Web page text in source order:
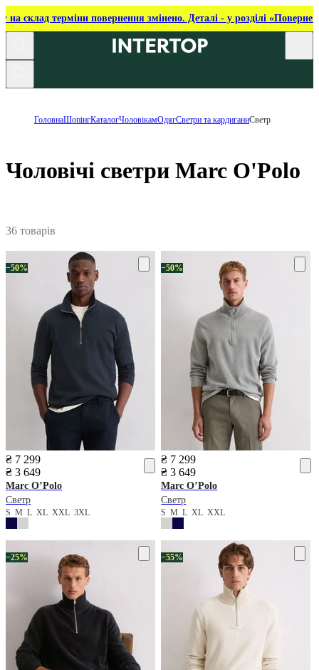
на склад терміни повернення змінено. Деталі - у розділі
ГоловнаШопінгКаталогЧоловікамОдягСветри та кардиганиСветр
Чоловічі светри Marc O'Polo
36 товарів
−50%
₴ 7 299
₴ 3 649
Marc O’Polo
Светр
S M L XL XXL 3XL
−50%
₴ 7 299
₴ 3 649
Marc O’Polo
Светр
SMLXLXXL
−25% −55%